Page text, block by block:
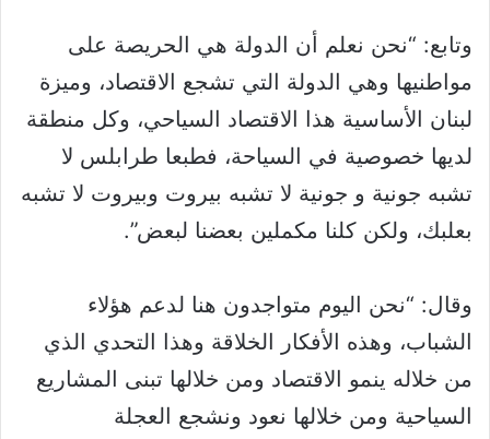
وتابع: “نحن نعلم أن الدولة هي الحريصة على
مواطنيها وهي الدولة التي تشجع الاقتصاد، وميزة
لبنان الأساسية هذا الاقتصاد السياحي، وكل منطقة
لديها خصوصية في السياحة، فطبعا طرابلس لا
تشبه جونية و جونية لا تشبه بيروت وبيروت لا تشبه
بعلبك، ولكن كلنا مكملين بعضنا لبعض”.
وقال: “نحن اليوم متواجدون هنا لدعم هؤلاء
الشباب، وهذه الأفكار الخلاقة وهذا التحدي الذي
من خلاله ينمو الاقتصاد ومن خلالها تبنى المشاريع
السياحية ومن خلالها نعود ونشجع العجلة